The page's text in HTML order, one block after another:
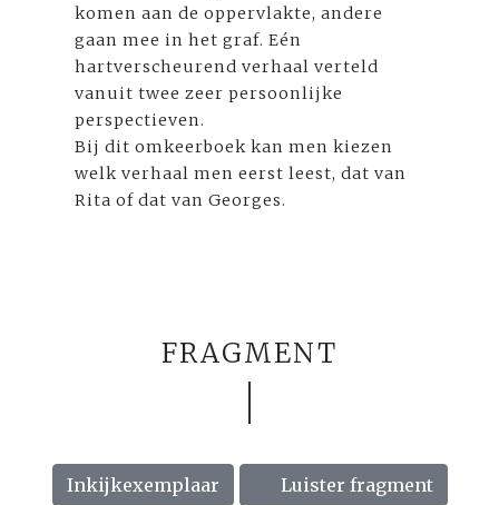
komen aan de oppervlakte, andere
gaan mee in het graf. Eén
hartverscheurend verhaal verteld
vanuit twee zeer persoonlijke
perspectieven.
Bij dit omkeerboek kan men kiezen
welk verhaal men eerst leest, dat van
Rita of dat van Georges.
FRAGMENT
Inkijkexemplaar Luister fragment